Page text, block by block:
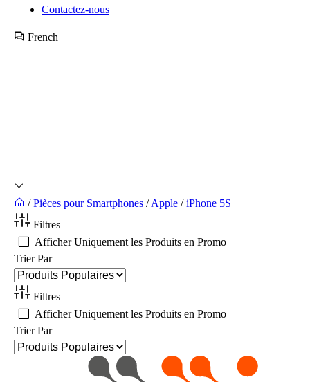
Contactez-nous
French
/ Pièces pour Smartphones /Apple / iPhone 5S
Filtres
Afficher Uniquement les Produits en Promo
Trier Par
Filtres
Afficher Uniquement les Produits en Promo
Trier Par